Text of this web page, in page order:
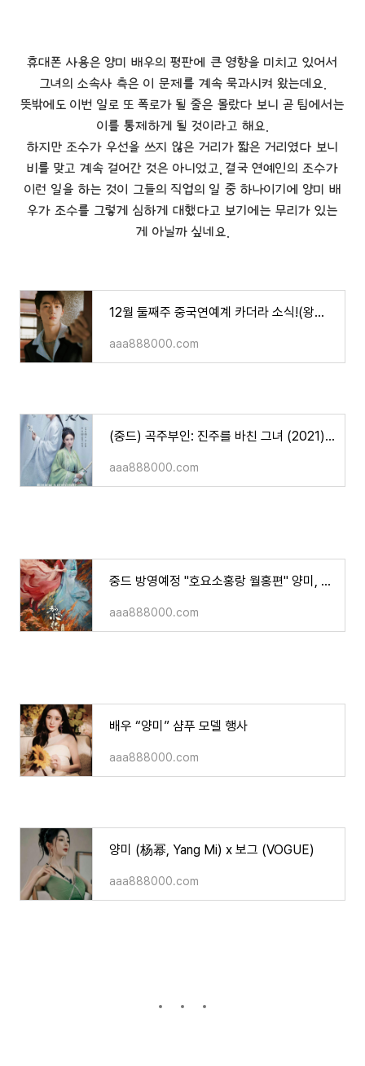
휴대폰 사용은 양미 배우의 평판에 큰 영향을 미치고 있어서
그녀의 소속사 측은 이 문제를 계속 묵과시켜 왔는데요.
뜻밖에도 이번 일로 또 폭로가 될 줄은 몰랐다 보니 곧 팀에서는
이를 통제하게 될 것이라고 해요.
하지만 조수가 우선을 쓰지 않은 거리가 짧은 거리였다 보니
비를 맞고 계속 걸어간 것은 아니었고, 결국 연예인의 조수가
이런 일을 하는 것이 그들의 직업의 일 중 하나이기에 양미 배
우가 조수를 그렇게 심하게 대했다고 보기에는 무리가 있는
게 아닐까 싶네요.
12월 둘째주 중국연예계 카더라 소식!(왕성월, 조로사, 우서흔, 주일룡, 양미, 샤오잔 등)
aaa888000.com
(중드) 곡주부인: 진주를 바친 그녀 (2021) 양미, 진위정 주연/소개/영상 등
aaa888000.com
중드 방영예정 "호요소홍랑 월홍편" 양미, 공준 주연/소개/영상 등
aaa888000.com
배우 “양미” 샴푸 모델 행사
aaa888000.com
양미 (杨幂, Yang Mi) x 보그 (VOGUE)
aaa888000.com